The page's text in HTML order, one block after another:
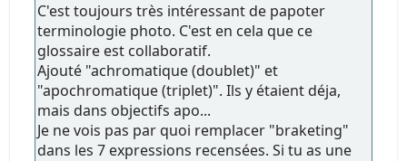
C'est toujours très intéressant de papoter
terminologie photo. C'est en cela que ce
glossaire est collaboratif.
Ajouté "achromatique (doublet)" et
"apochromatique (triplet)". Ils y étaient déja,
mais dans objectifs apo...
Je ne vois pas par quoi remplacer "braketing"
dans les 7 expressions recensées. Si tu as une